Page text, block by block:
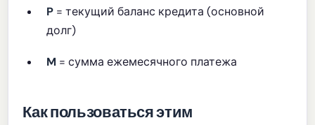
P = текущий баланс кредита (основной
долг)
M = сумма ежемесячного платежа
Как пользоваться этим